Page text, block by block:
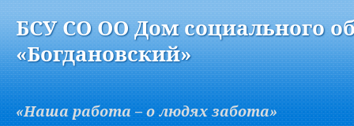
AБСУ СО ОО Дом социального
«Богдановский»
«Наша работа – о людях забота»